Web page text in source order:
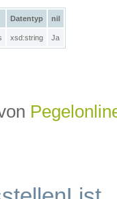
Datentyp nil
xsd:string Ja